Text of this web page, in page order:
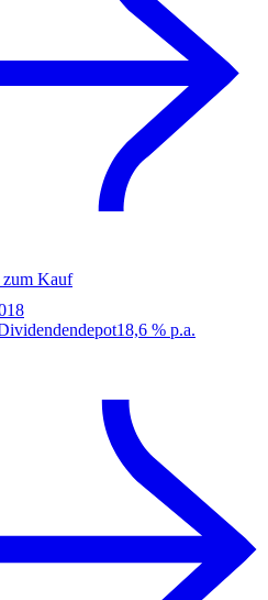
zum Kauf
18,6 % p.a.